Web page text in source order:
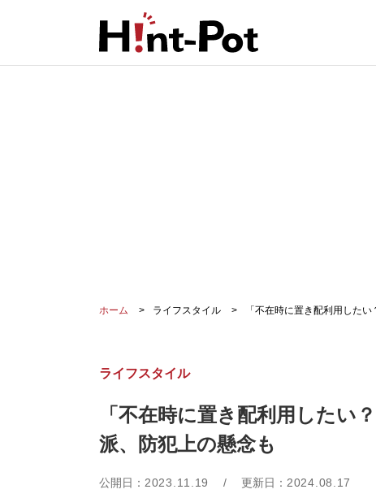
ホーム ライフスタイル 「不在時に置き配利用した
ライフスタイル
「不在時に置き配利用した
派、防犯上の懸念も
公開日： 2023.11.19 / 更新日： 2024.08.17